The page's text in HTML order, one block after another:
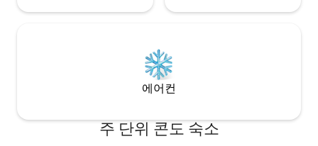
에어컨
주 단위 콘도 숙소